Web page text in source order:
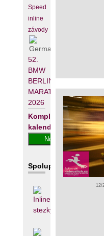
Speed
inline
závody
52.
BMW
BERLIN-
MARATHON
2026
Kompletní
kalendář
Spolupracujeme
12/